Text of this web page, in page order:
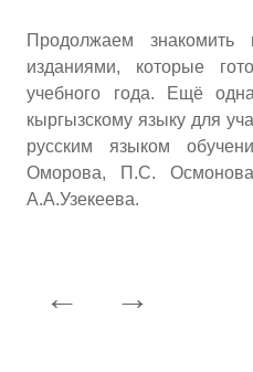
Продолжаем
изданиями, которые
учебного года. Ещё
кыргызскому языку для
русским языком
Оморова, П.С.
А.А.Узекеева.
← →